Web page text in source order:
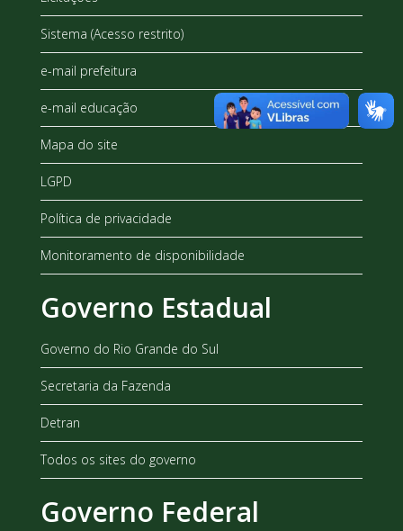
Sistema (Acesso restrito)
e-mail prefeitura
e-mail educação
Mapa do site
LGPD
Política de privacidade
Monitoramento de disponibilidade
Governo Estadual
Governo do Rio Grande do Sul
Secretaria da Fazenda
Detran
Todos os sites do governo
Governo Federal